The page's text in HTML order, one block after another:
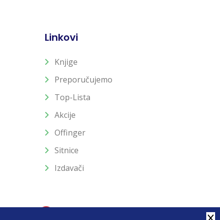
Linkovi
Knjige
Preporučujemo
Top-Lista
Akcije
Offinger
Sitnice
Izdavači